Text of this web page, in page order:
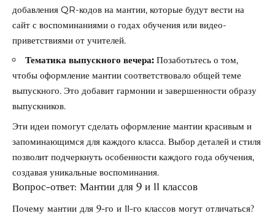
добавления QR-кодов на мантии, которые будут вести на
сайт с воспоминаниями о годах обучения или видео-
приветствиями от учителей.
Тематика выпускного вечера: Позаботьтесь о том,
чтобы оформление мантии соответствовало общей теме
выпускного. Это добавит гармонии и завершенности образу
выпускников.
Эти идеи помогут сделать оформление мантии красивым и
запоминающимся для каждого класса. Выбор деталей и стиля
позволит подчеркнуть особенности каждого года обучения,
создавая уникальные воспоминания.
Вопрос-ответ: Мантии для 9 и 11 классов
Почему мантии для 9-го и 11-го классов могут отличаться?